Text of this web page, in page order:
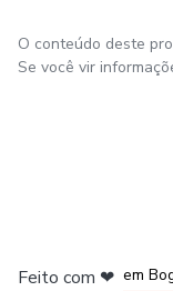
O conteúdo deste
Se você vir
Feito com ❤ em